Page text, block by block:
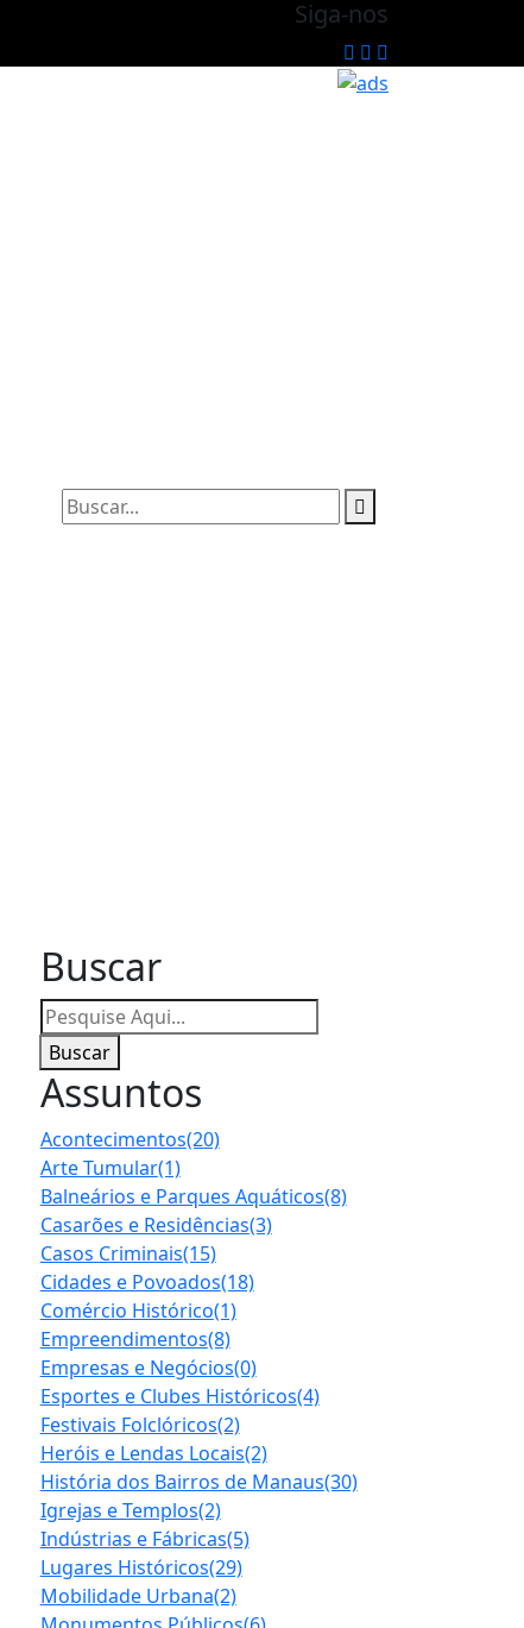
Siga-nos
Buscar
Buscar
Assuntos
Acontecimentos(20)
Arte Tumular(1)
Balneários e Parques Aquáticos(8)
Casarões e Residências(3)
Casos Criminais(15)
Cidades e Povoados(18)
Comércio Histórico(1)
Empreendimentos(8)
Empresas e Negócios(0)
Esportes e Clubes Históricos(4)
Festivais Folclóricos(2)
Heróis e Lendas Locais(2)
História dos Bairros de Manaus(30)
Igrejas e Templos(2)
Indústrias e Fábricas(5)
Lugares Históricos(29)
Mobilidade Urbana(2)